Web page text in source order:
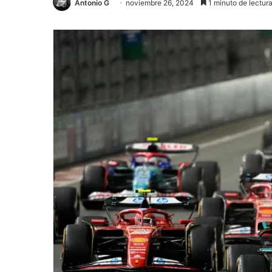
Antonio G noviembre 26, 2024 1 minuto de lectura